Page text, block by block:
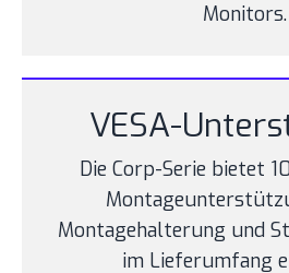
Monitors.
VESA-
Die Corp-Serie bietet
Montagehalterung und
im Lieferumfang